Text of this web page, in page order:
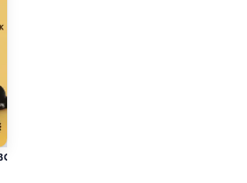
о породах вельш-корги-пемброк